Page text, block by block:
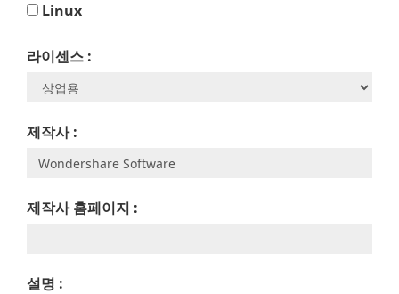
Linux
라이센스 :
제작사 :
제작사 홈페이지 :
설명 :